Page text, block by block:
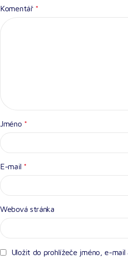
Komentář *
Jméno *
E-mail *
Webová stránka
Uložit do prohlížeče jméno, e-